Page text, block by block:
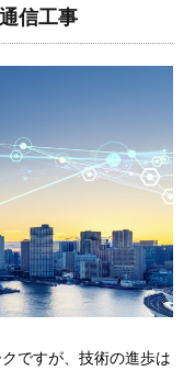
信工事
ですが、技術の進歩は